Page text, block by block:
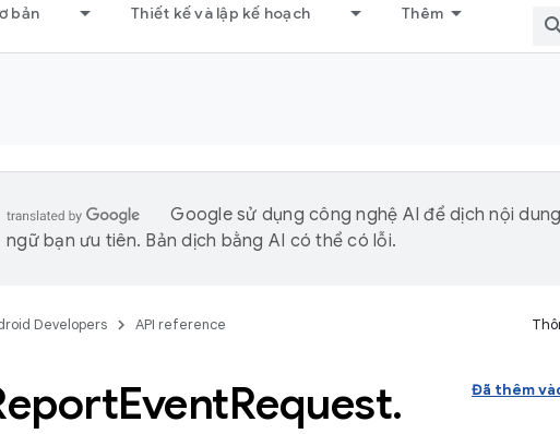
bản Thiết kế và lập kế hoạch Thêm
Google sử dụng công nghệ AI để dịch nội
ngữ bạn ưu tiên. Bản dịch bằng AI có thể có lỗi.
Developers API reference
Đã thêm
EventRequest.